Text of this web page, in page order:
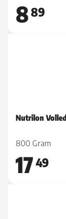
889
Nutrilon
800 Gram
1749